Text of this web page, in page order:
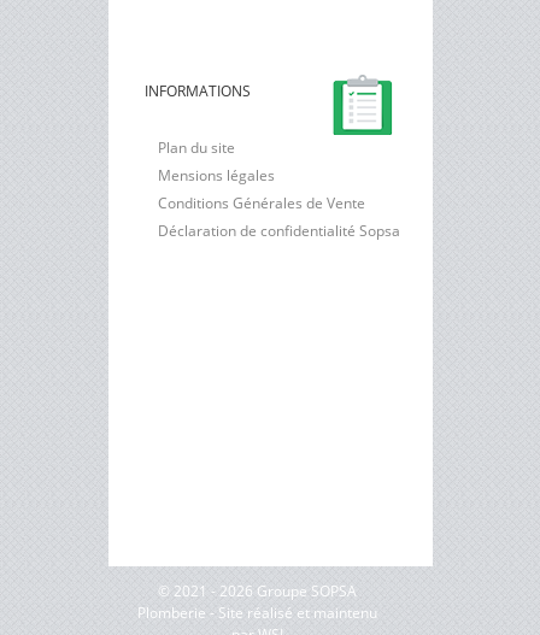
INFORMATIONS
Plan du site
Mensions légales
Conditions Générales de Vente
Déclaration de confidentialité Sopsa
© 2021 - 2026 Groupe SOPSA
Plomberie - Site réalisé et maintenu